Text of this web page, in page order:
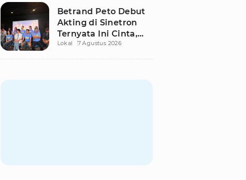
Betrand Peto Debut
Akting di Sinetron
Ternyata Ini Cinta,
Ngaku Keluar dari
Lokal 7 Agustus 2026